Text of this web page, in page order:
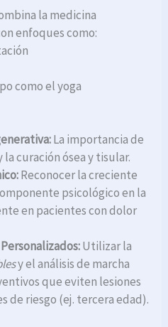
la medicina
enfoques como:
como el yoga
La importancia de
curación ósea y tisular.
Reconocer la creciente
psicológico en la
en pacientes con dolor
Utilizar la
y el análisis de marcha
que eviten lesiones
de riesgo (ej. tercera edad).